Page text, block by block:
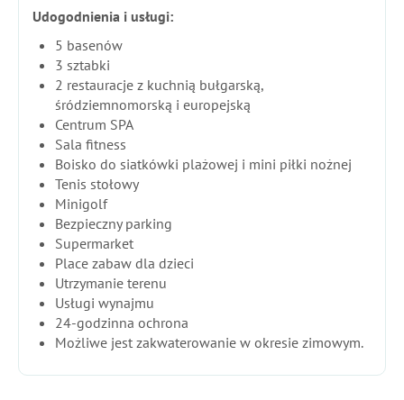
Udogodnienia i usługi:
5 basenów
3 sztabki
2 restauracje z kuchnią bułgarską,
śródziemnomorską i europejską
Centrum SPA
Sala fitness
Boisko do siatkówki plażowej i mini piłki nożnej
Tenis stołowy
Minigolf
Bezpieczny parking
Supermarket
Place zabaw dla dzieci
Utrzymanie terenu
Usługi wynajmu
24-godzinna ochrona
Możliwe jest zakwaterowanie w okresie zimowym.